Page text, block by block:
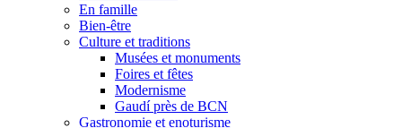
En famille
Bien-être
Culture et traditions
Musées et monuments
Foires et fêtes
Modernisme
Gaudí près de BCN
Gastronomie et enoturisme